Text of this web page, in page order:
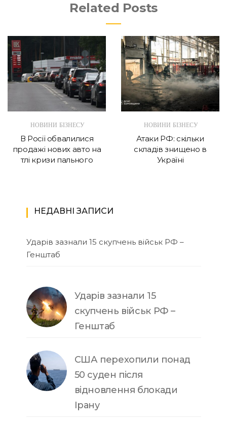
Related Posts
НОВИНИ БІЗНЕСУ
В Росії обвалилися
продажі нових авто на
тлі кризи пального
НОВИНИ БІЗНЕСУ
Атаки РФ: скільки
складів знищено в
Україні
НЕДАВНІ ЗАПИСИ
Ударів зазнали 15 скупчень військ РФ –
Генштаб
Ударів зазнали 15
скупчень військ РФ –
Генштаб
США перехопили понад
50 суден після
відновлення блокади
Ірану